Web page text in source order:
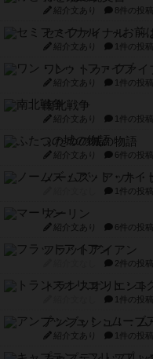
紹介文あり 8件の投稿
セミファイナル ～
紹介文あり 1件の投稿
ワン・トゥ・ファイ
紹介文あり 1件の投稿
南北戦争
紹介文あり 1件の投稿
ふたつの城の物語
紹介文あり 6件の投稿
ノームズ・アット・
1件の投稿
マーリン
紹介文あり 6件の投稿
フラットアイアン
2件の投稿
トランスオリエント
1件の投稿
アンブッシュ！：ム
紹介文あり 1件の投稿